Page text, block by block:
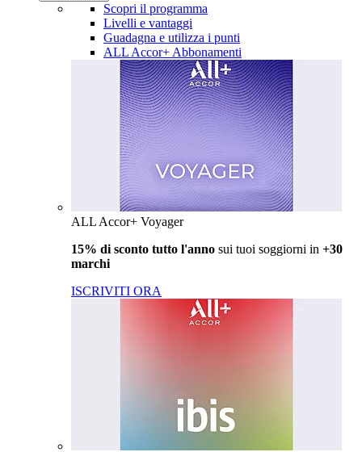
Scopri il programma
Livelli e vantaggi
Guadagna e utilizza i punti
ALL Accor+ Abbonamenti
ALL Accor+ Voyager
15% di sconto tutto l'anno sui tuoi soggiorni in +30
marchi
ISCRIVITI ORA